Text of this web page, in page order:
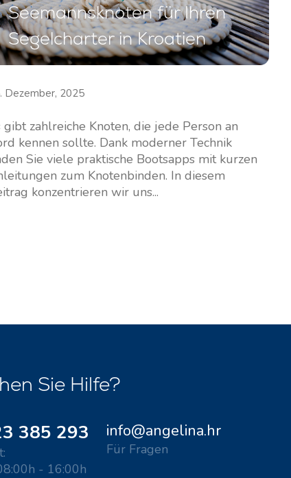
Seemannsknoten für Ihren
Segelcharter in Kroatien
Dezember, 2025
gibt zahlreiche Knoten, die jede Person an
kennen sollte. Dank moderner Technik
Sie viele praktische Bootsapps mit kurzen
zum Knotenbinden. In diesem
konzentrieren wir uns...
Sie Hilfe?
385 293
- 16:00h
info@angelina.hr
Für Fragen